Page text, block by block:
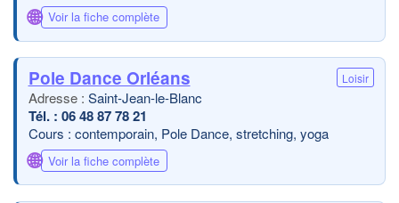
🌐 Voir la fiche complète
Pole Dance Orléans Loisir
Saint-Jean-le-Blanc
06 48 87 78 21
Cours : contemporain, Pole Dance, stretching, yoga
🌐 Voir la fiche complète